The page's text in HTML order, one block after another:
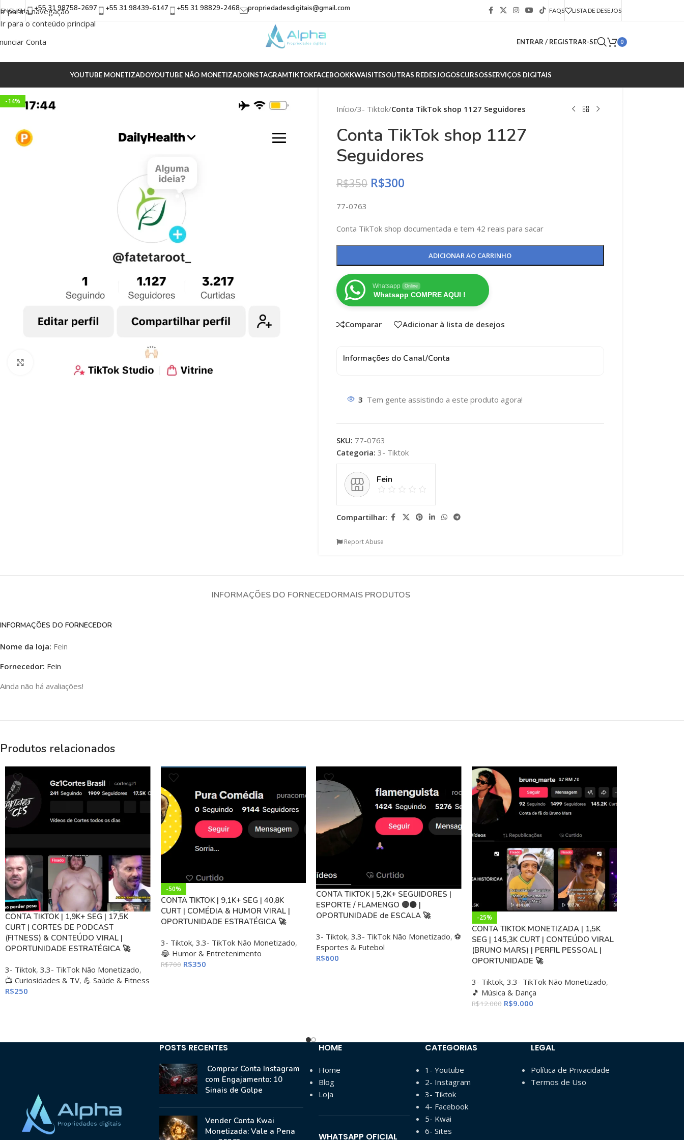
Ir para a navegação
Ir para o conteúdo principal
ENGLISH +55 31 98758-2697 +55 31 98439-6147 +55 31 98829-2468 propriedadesdigitais@gmail.com FAQS LISTA DE DESEJOS
Conta ENTRAR / REGISTRAR-SE 0
YOUTUBE MONETIZADOYOUTUBE NÃO MONETIZADOINSTAGRAMTIKTOKFACEBOOKKWAISITESOUTRAS REDESJOGOSCURSOSSERVIÇOS DIGITAIS
-14%
Início/3- Tiktok/Conta TikTok shop 1127 Seguidores
Conta TikTok shop 1127
Seguidores
R$350 R$300
77-0763
Conta TikTok shop documentada e tem 42 reais para sacar
ADICIONAR AO CARRINHO
Whatsapp Online
Whatsapp COMPRE AQUI !
Comparar Adicionar à lista de desejos
Informações do Canal/Conta
3 Tem gente assistindo a este produto agora!
SKU: 77-0763
Categoria: 3- Tiktok
Fein
Compartilhar:
Report Abuse
INFORMAÇÕES DO FORNECEDORMAIS PRODUTOS
INFORMAÇÕES DO FORNECEDOR
Nome da loja: Fein
Fornecedor: Fein
Ainda não há avaliações!
Produtos relacionados
CONTA TIKTOK | 1,9K+ SEG | 17,5K
CURT | CORTES DE PODCAST
(FITNESS) & CONTEÚDO VIRAL |
OPORTUNIDADE ESTRATÉGICA 🚀
3- Tiktok, 3.3- TikTok Não Monetizado,
📺 Curiosidades & TV, 💪 Saúde & Fitness
R$250
-50%
CONTA TIKTOK | 9,1K+ SEG | 40,8K
CURT | COMÉDIA & HUMOR VIRAL |
OPORTUNIDADE ESTRATÉGICA 🚀
3- Tiktok, 3.3- TikTok Não Monetizado,
😂 Humor & Entretenimento
R$700 R$350
CONTA TIKTOK | 5,2K+ SEGUIDORES |
ESPORTE / FLAMENGO 🔴⚫ |
OPORTUNIDADE de ESCALA 🚀
3- Tiktok, 3.3- TikTok Não Monetizado, ⚽
Esportes & Futebol
R$600
-25%
CONTA TIKTOK MONETIZADA | 1,5K
SEG | 145,3K CURT | CONTEÚDO VIRAL
(BRUNO MARS) | PERFIL PESSOAL |
OPORTUNIDADE 🚀
3- Tiktok, 3.3- TikTok Não Monetizado,
🎵 Música & Dança
R$12.000 R$9.000
POSTS RECENTES
Comprar Conta Instagram
com Engajamento: 10
Sinais de Golpe
Vender Conta Kwai
Monetizada: Vale a Pena
HOME
Home
Blog
Loja
WHATSAPP OFICIAL
CATEGORIAS
1- Youtube
2- Instagram
3- Tiktok
4- Facebook
5- Kwai
6- Sites
LEGAL
Política de Privacidade
Termos de Uso